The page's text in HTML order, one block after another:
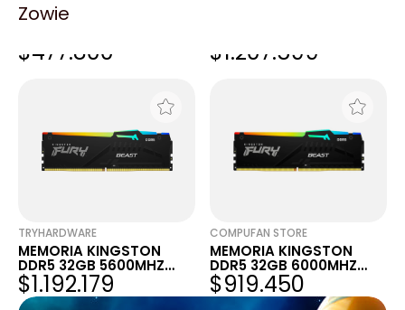
Zowie
MEMORIA 16GB DDR5
$477.800 $1.207.599
TRYHARDWARE
MEMORIA KINGSTON
DDR5 32GB 5600MHZ
FURY BEAST RGB
$1.192.179
COMPUFAN STORE
MEMORIA KINGSTON
DDR5 32GB 6000MHZ
FURY BEAST RGB
$919.450